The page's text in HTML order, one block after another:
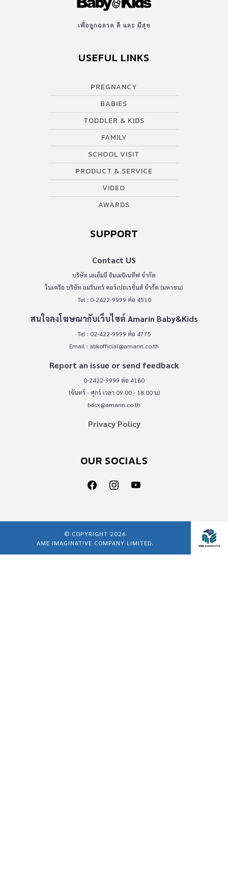
เพื่อลูกฉลาด ดี และ มีสุข
USEFUL LINKS
PREGNANCY
BABIES
TODDLER & KIDS
FAMILY
SCHOOL VISIT
PRODUCT & SERVICE
VIDEO
AWARDS
SUPPORT
Contact US
บริษัท เอเอ็มอี อิมเมจิเนทีฟ จำกัด
ในเครือ บริษัท อมรินทร์ คอร์เปอเรชั่นส์ จำกัด (มหาชน)
Tel : 0-2422-9999 ต่อ 4510
สนใจลงโฆษณากับเว็บไซต์ Amarin Baby&Kids
Tel : 02-422-9999 ต่อ 4775
Email : abkofficial@amarin.co.th
Report an issue or send feedback
0-2422-9999 ต่อ 4180
(จันทร์ - ศุกร์ เวลา 09.00 - 18.00 น)
bdcx@amarin.co.th
Privacy Policy
OUR SOCIALS
© COPYRIGHT 2026
AME IMAGINATIVE COMPANY LIMITED.